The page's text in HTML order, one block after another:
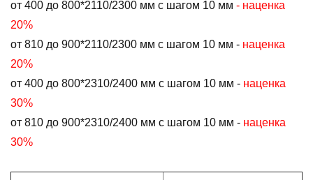
от 400 до 800*2110/2300 мм с шагом 10 мм - наценка
20%
от 810 до 900*2110/2300 мм с шагом 10 мм - наценка
20%
от 400 до 800*2310/2400 мм с шагом 10 мм - наценка
30%
от 810 до 900*2310/2400 мм с шагом 10 мм - наценка
30%